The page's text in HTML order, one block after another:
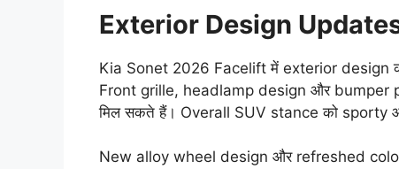
Exterior Design
Kia Sonet 2026 Facelift में exterior design
Front grille, headlamp design और bumper
मिल सकते हैं। Overall SUV stance को sporty
New alloy wheel design और refreshed